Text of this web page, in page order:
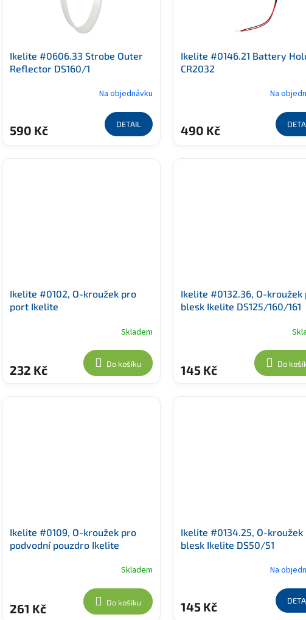
Ikelite #0606.33 Strobe Outer
Reflector DS160/1
Na objednávku
590 Kč DETAIL
Ikelite #0146.21 Battery
CR2032
Na
490 Kč
Ikelite #0102, O-kroužek pro
port Ikelite
Skladem
232 Kč Do košíku
Ikelite #0132.36, O-kroužek
blesk Ikelite DS125/160/161
145 Kč Do
Ikelite #0109, O-kroužek pro
podvodní pouzdro Ikelite
Skladem
261 Kč Do košíku
Ikelite #0134.25, O-kroužek
blesk Ikelite DS50/51
Na
145 Kč